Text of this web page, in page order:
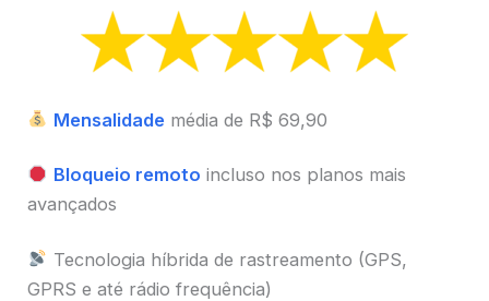
Mensalidade média de R$ 69,90
Bloqueio remoto incluso nos planos mais
avançados
Tecnologia híbrida de rastreamento (GPS,
GPRS e até rádio frequência)